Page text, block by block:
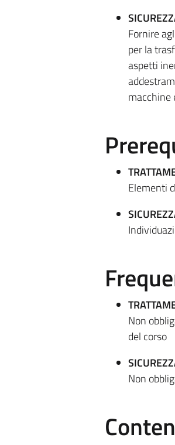
Fornire
per la
aspetti
macchine
Elementi
Non
del corso
Non